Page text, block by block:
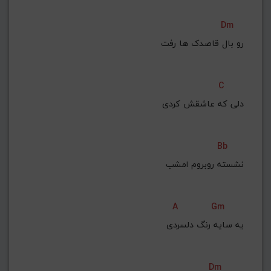
Dm
رو بال قاصدک‌ ها رفت
C
دلی که عاشقش کردی
Bb
نشسته روبروم امشب
A
Gm
یه سایه رنگ دلسردی
Dm